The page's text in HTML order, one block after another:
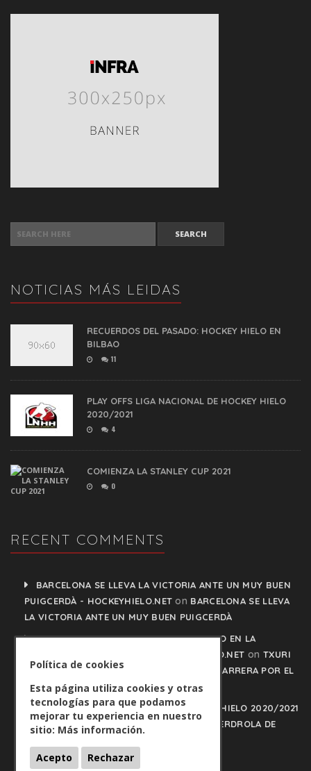
NOTICIAS MÁS LEIDAS
RECUERDOS DEL PASADO: HOCKEY HIELO EN
BILBAO
11
PLAY OFFS LIGA NACIONAL DE HOCKEY HIELO
2020/2021
4
COMIENZA LA STANLEY CUP 2021
0
RECENT COMMENTS
BARCELONA SE LLEVA LA VICTORIA ANTE UN MUY BUEN
PUIGCERDÀ - HOCKEYHIELO.NET on BARCELONA SE LLEVA
LA VICTORIA ANTE UN MUY BUEN PUIGCERDÀ
TXURI URDIN Y JACA NO PISAN EL FRENO EN LA
CARRERA POR EL LIDERATO - HOCKEYHIELO.NET on TXURI
URDIN Y JACA NO PISAN EL FRENO EN LA CARRERA POR EL
LIDERATO
PLAY OFFS LIGA IBERDROLA DE HOCKEY HIELO 2020/2021
- HOCKEYHIELO.NET
on PLAY OFFS LIGA IBERDROLA DE
Política de cookies
Esta página utiliza cookies y otras
tecnologías para que podamos
mejorar tu experiencia en nuestro
sitio: Más información.
Acepto Rechazar